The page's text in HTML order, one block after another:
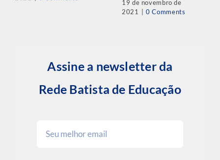
19 de novembro de
2021
0 Comments
Assine a newsletter da
Rede Batista de Educação